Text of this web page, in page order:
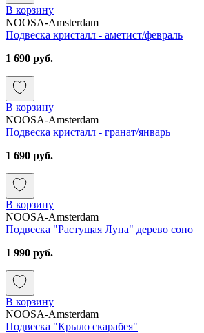
В корзину
NOOSA-Amsterdam
Подвеска кристалл - аметист/февраль
1 690 руб.
В корзину
NOOSA-Amsterdam
Подвеска кристалл - гранат/январь
1 690 руб.
В корзину
NOOSA-Amsterdam
Подвеска "Растущая Луна" дерево соно
1 990 руб.
В корзину
NOOSA-Amsterdam
Подвеска "Крыло скарабея"